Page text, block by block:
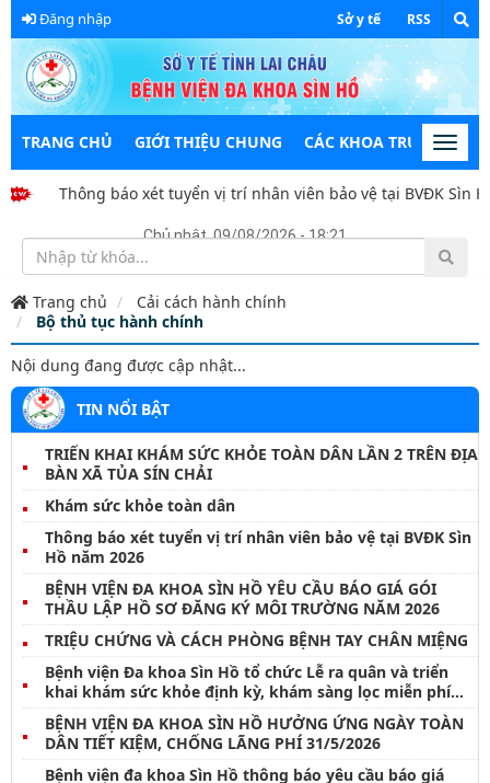
Đăng nhập Sở y tế RSS
TRANG CHỦ GIỚI THIỆU CHUNG CÁC KHOA TRỰC
Thông báo xét tuyển vị trí nhân viên bảo vệ tại BVĐK Sìn Hồ
Chủ nhật, 09/08/2026 - 18:21
Trang chủ
Cải cách hành chính
Bộ thủ tục hành chính
Nội dung đang được cập nhật...
TIN NỔI BẬT
TRIỂN KHAI KHÁM SỨC KHỎE TOÀN DÂN LẦN 2 TRÊN ĐỊA
BÀN XÃ TỦA SÍN CHẢI
Khám sức khỏe toàn dân
Thông báo xét tuyển vị trí nhân viên bảo vệ tại BVĐK Sìn
Hồ năm 2026
BỆNH VIỆN ĐA KHOA SÌN HỒ YÊU CẦU BÁO GIÁ GÓI
THẦU LẬP HỒ SƠ ĐĂNG KÝ MÔI TRƯỜNG NĂM 2026
TRIỆU CHỨNG VÀ CÁCH PHÒNG BỆNH TAY CHÂN MIỆNG
Bệnh viện Đa khoa Sìn Hồ tổ chức Lễ ra quân và triển
khai khám sức khỏe định kỳ, khám sàng lọc miễn phí
cho nhân dân đợt I năm 2026
BỆNH VIỆN ĐA KHOA SÌN HỒ HƯỞNG ỨNG NGÀY TOÀN
DÂN TIẾT KIỆM, CHỐNG LÃNG PHÍ 31/5/2026
Bệnh viện đa khoa Sìn Hồ thông báo yêu cầu báo giá